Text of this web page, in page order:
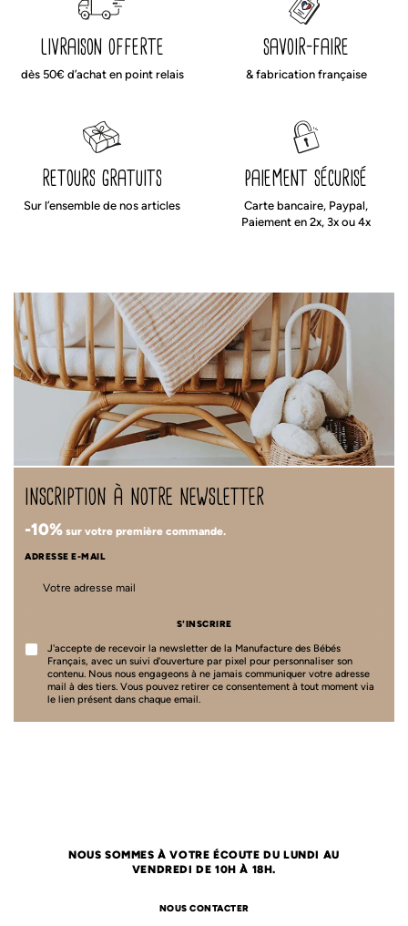
livraison offerte
dès 50€ d’achat en point relais
savoir-faire
& fabrication française
retours gratuits
Sur l’ensemble de nos articles
paiement sécurisé
Carte bancaire, Paypal,
Paiement en 2x, 3x ou 4x
inscription à notre newsletter
-10% sur votre première commande.
ADRESSE E-MAIL
S'INSCRIRE
J'accepte de recevoir la newsletter de la Manufacture des Bébés
Français, avec un suivi d'ouverture par pixel pour personnaliser son
contenu. Nous nous engageons à ne jamais communiquer votre adresse
mail à des tiers. Vous pouvez retirer ce consentement à tout moment via
le lien présent dans chaque email.
NOUS SOMMES À VOTRE ÉCOUTE DU LUNDI AU
VENDREDI DE 10H À 18H.
NOUS CONTACTER